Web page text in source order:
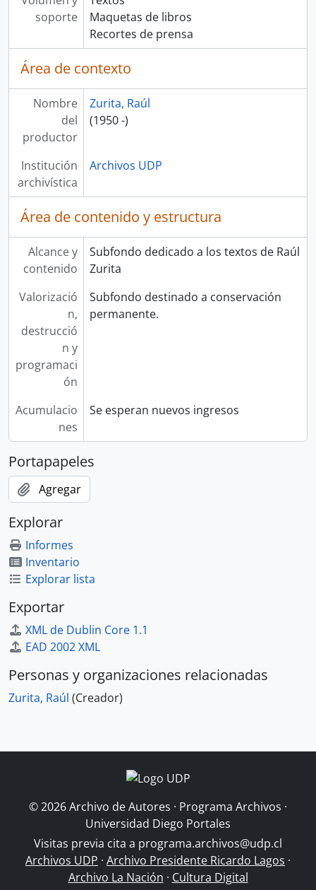
soporte
Maquetas de libros
Recortes de prensa
Área de contexto
Nombre
del
productor
Zurita, Raúl
(1950 -)
Institución
archivística
Archivos UDP
Área de contenido y estructura
Alcance y
contenido
Subfondo dedicado a los textos de Raúl
Zurita
Valorizació
n,
destrucció
n y
programaci
ón
Subfondo destinado a conservación
permanente.
Acumulacio
nes
Se esperan nuevos ingresos
Portapapeles
Agregar
Explorar
Informes
Inventario
Explorar lista
Exportar
XML de Dublin Core 1.1
EAD 2002 XML
Personas y organizaciones relacionadas
Zurita, Raúl (Creador)
© 2026 Archivo de Autores · Programa Archivos ·
Universidad Diego Portales
Visitas previa cita a programa.archivos@udp.cl
Archivos UDP · Archivo Presidente Ricardo Lagos ·
Archivo La Nación · Cultura Digital